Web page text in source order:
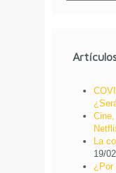
La
19/
¿Por